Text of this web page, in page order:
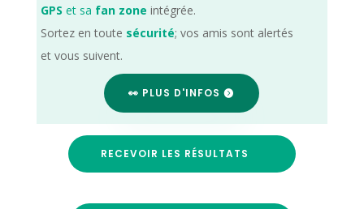
GPS et sa fan zone intégrée.
Sortez en toute sécurité; vos amis sont alertés
et vous suivent.
👀 PLUS D'INFOS
RECEVOIR LES RÉSULTATS